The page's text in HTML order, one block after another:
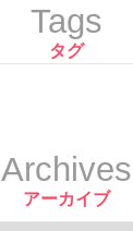
Tags
タグ
Archives
アーカイブ